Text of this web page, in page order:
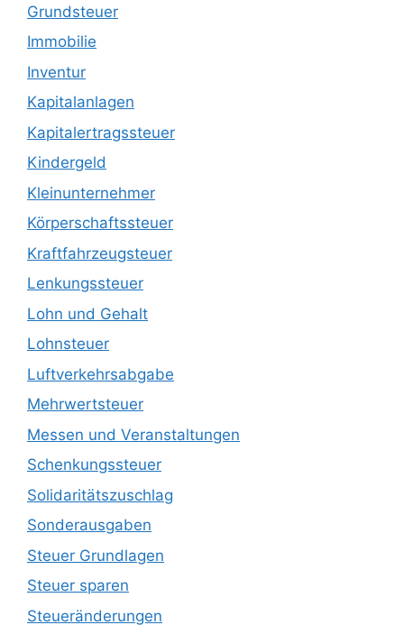
Grundsteuer
Immobilie
Inventur
Kapitalanlagen
Kapitalertragssteuer
Kindergeld
Kleinunternehmer
Körperschaftssteuer
Kraftfahrzeugsteuer
Lenkungssteuer
Lohn und Gehalt
Lohnsteuer
Luftverkehrsabgabe
Mehrwertsteuer
Messen und Veranstaltungen
Schenkungssteuer
Solidaritätszuschlag
Sonderausgaben
Steuer Grundlagen
Steuer sparen
Steueränderungen